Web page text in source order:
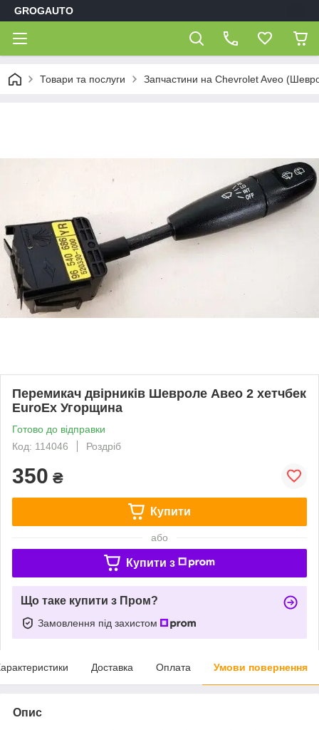
GROGAUTO
Товари та послуги Запчастини на Chevrolet Aveo
Перемикач двірників Шевроле Авео 2 хетчбек
EuroEx Угорщина
Готово до відправки
Код: 114046
Роздріб
350 ₴
Купити
або
Купити з
Що таке купити з Пром?
Замовлення під захистом
Доставка Оплата Умови повернення
Опис